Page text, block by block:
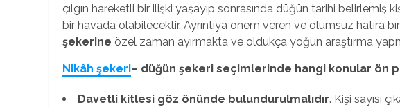
çılgın hareketli bir ilişki yaşayıp sonrasında düğün tarihi belirlemiş
bir havada olabilecektir. Ayrıntıya önem veren ve ölümsüz hatıra
şekerine özel zaman ayırmakta ve oldukça yoğun araştırma
Nikâh şekeri– düğün şekeri seçimlerinde hangi konular ön
Davetli kitlesi göz önünde bulundurulmalıdır. Kişi sayısı